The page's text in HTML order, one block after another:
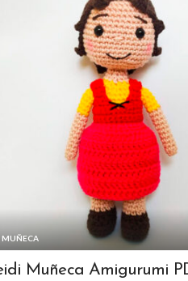
MUÑECA
Muñeca Amigurumi